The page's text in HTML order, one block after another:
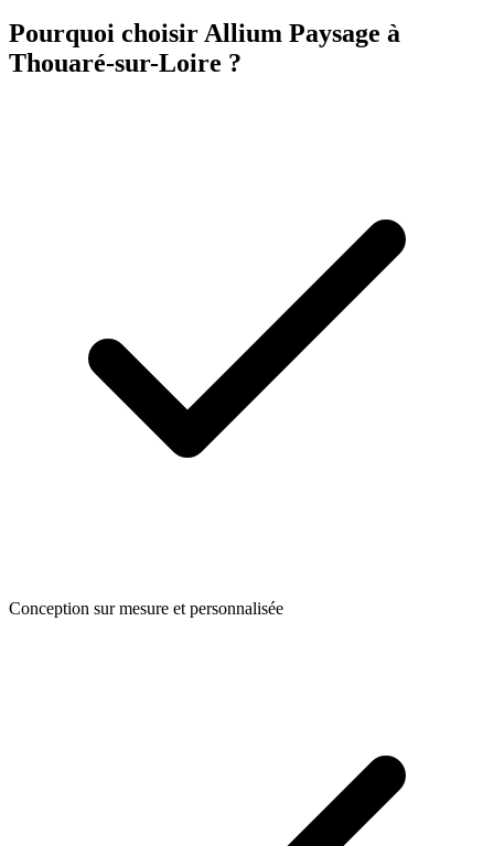
Pourquoi choisir Allium Paysage à
Thouaré-sur-Loire ?
Conception sur mesure et personnalisée